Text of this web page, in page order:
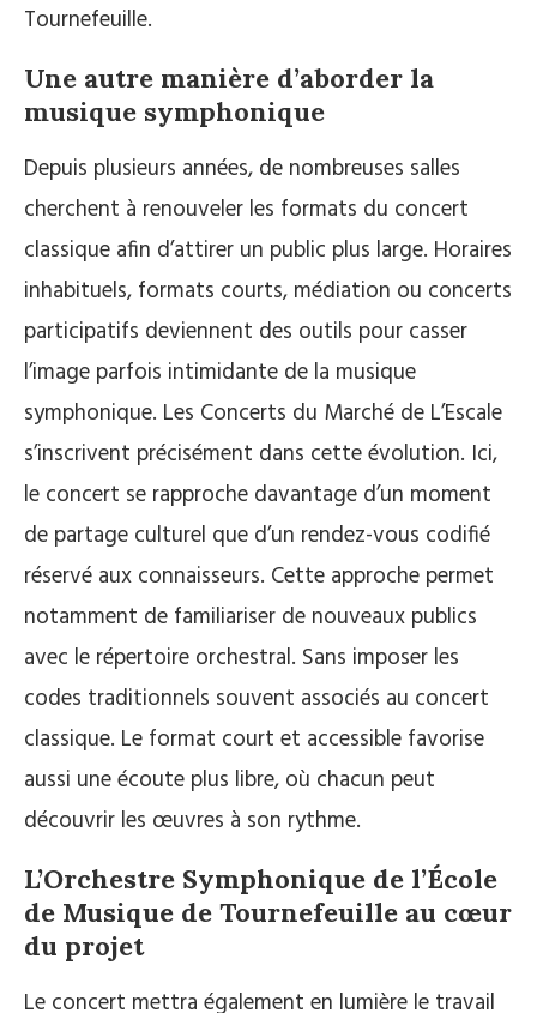
Tournefeuille.
Une autre manière d’aborder la
musique symphonique
Depuis plusieurs années, de nombreuses salles
cherchent à renouveler les formats du concert
classique afin d’attirer un public plus large. Horaires
inhabituels, formats courts, médiation ou concerts
participatifs deviennent des outils pour casser
l’image parfois intimidante de la musique
symphonique. Les Concerts du Marché de L’Escale
s’inscrivent précisément dans cette évolution. Ici,
le concert se rapproche davantage d’un moment
de partage culturel que d’un rendez-vous codifié
réservé aux connaisseurs. Cette approche permet
notamment de familiariser de nouveaux publics
avec le répertoire orchestral. Sans imposer les
codes traditionnels souvent associés au concert
classique. Le format court et accessible favorise
aussi une écoute plus libre, où chacun peut
découvrir les œuvres à son rythme.
L’Orchestre Symphonique de l’École
de Musique de Tournefeuille au cœur
du projet
Le concert mettra également en lumière le travail